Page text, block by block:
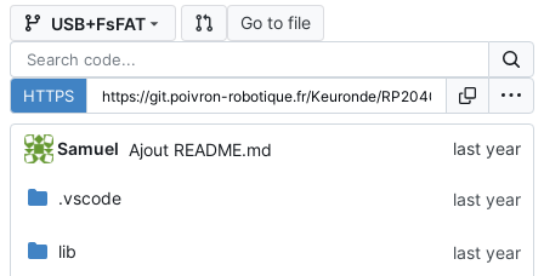
USB+FsFAT Go to file
HTTPS
Samuel Ajout README.md
.vscode
lib